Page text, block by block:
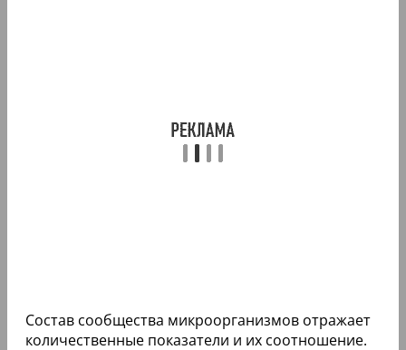
Состав сообщества микроорганизмов отражает
количественные показатели и их соотношение.